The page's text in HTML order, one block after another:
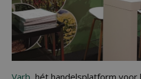
Varb , hét handelsplatform